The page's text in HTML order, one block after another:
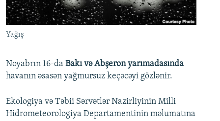
İNFOQRAFIKA
KARIKATURA
AZƏRBAYCAN ƏDƏBIYYATI KITABXANASI
İSLAM VƏ DEMOKRATIYA
MISSIYAMIZ
PEŞƏ ETIKASI VƏ JURNALISTIKA STANDARTLARIMIZ
AZADLIQRADIOSU MOBIL TELEFONUNUZDA
BIZIMLƏ ƏLAQƏ
XƏBƏR BÜLLETENLƏRIMIZ
BIZI IZLƏ
RFE/RL-in bütün saytları
Yağış
Noyabrın 16-da Bakı və Abşeron yarımadasında
havanın əsasən yağmursuz keçəcəyi gözlənir.
Ekologiya və Təbii Sərvətlər Nazirliyinin Milli
Hidrometeorologiya Departamentinin məlumatına